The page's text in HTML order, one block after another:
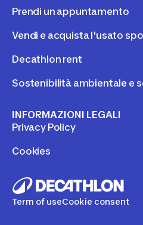
Prendi un appuntamento
Vendi e acquista l'usato
Decathlon rent
Sostenibilità ambientale e
INFORMAZIONI LEGALI
Privacy Policy
Cookies
Term of useCookie consent